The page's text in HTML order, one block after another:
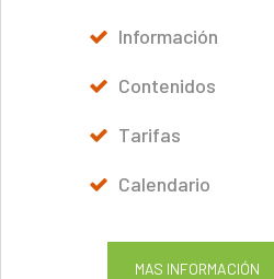
Información
Contenidos
Tarifas
Calendario
MAS INFORMACIÓN